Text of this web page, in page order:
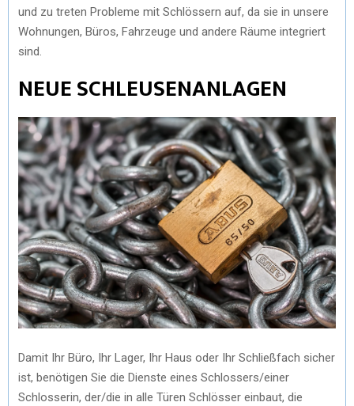
und zu treten Probleme mit Schlössern auf, da sie in unsere
Wohnungen, Büros, Fahrzeuge und andere Räume integriert
sind.
NEUE SCHLEUSENANLAGEN
Damit Ihr Büro, Ihr Lager, Ihr Haus oder Ihr Schließfach sicher
ist, benötigen Sie die Dienste eines Schlossers/einer
Schlosserin, der/die in alle Türen Schlösser einbaut, die